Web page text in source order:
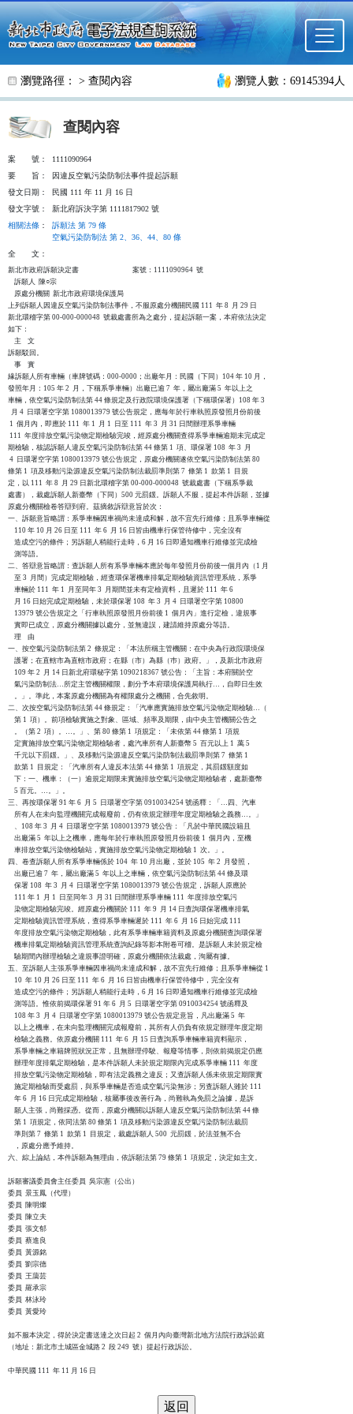
跳至主要內容
瀏覽路徑： > 查閱內容 瀏覽人數：69145394人
查閱內容
案 號：
1111090964
要
旨：
因違反空氣污染防制法事件提起訴願
發文日期：
民國 111 年 11 月 16 日
發文字號：
新北府訴決字第 1111817902 號
相關法條 ：
訴願法 第 79 條
空氣污染防制法 第 2、36、44、80 條
全
文：
新北市政府訴願決定書                                  案號：1111090964  號
    訴願人  陳○宗
    原處分機關  新北市政府環境保護局
上列訴願人因違反空氣污染防制法事件，不服原處分機關民國 111  年 8  月 29 日
新北環稽字第 00-000-000048  號裁處書所為之處分，提起訴願一案，本府依法決定
如下：
    主    文
訴願駁回。
    事    實
緣訴願人所有車輛（車牌號碼：000-0000；出廠年月：民國（下同）104 年 10 月，
發照年月：105 年 2  月，下稱系爭車輛）出廠已逾 7  年，屬出廠滿 5  年以上之
車輛，依空氣污染防制法第 44 條規定及行政院環境保護署（下稱環保署）108 年 3
  月 4  日環署空字第 1080013979 號公告規定，應每年於行車執照原發照月份前後
1  個月內，即應於 111  年 1  月 1  日至 111  年 3  月 31 日間辦理系爭車輛
111  年度排放空氣污染物定期檢驗完竣，經原處分機關查得系爭車輛逾期未完成定
期檢驗，核認訴願人違反空氣污染防制法第 44 條第 1  項、環保署 108  年 3  月
4  日環署空字第 1080013979 號公告規定，原處分機關遂依空氣污染防制法第 80
條第 1  項及移動污染源違反空氣污染防制法裁罰準則第 7  條第 1  款第 1  目規
定，以 111  年 8  月 29 日新北環稽字第 00-000-000048  號裁處書（下稱系爭裁
處書），裁處訴願人新臺幣（下同）500 元罰鍰。訴願人不服，提起本件訴願，並據
原處分機關檢卷答辯到府。茲摘敘訴辯意旨於次：
一、訴願意旨略謂：系爭車輛因車禍尚未達成和解，故不宜先行維修；且系爭車輛從
    110 年 10 月 26 日至 111  年 6  月 16 日皆由機車行保管待修中，完全沒有
    造成空污的條件；另訴願人稍能行走時，6 月 16 日即通知機車行維修並完成檢
    測等語。
二、答辯意旨略謂：查訴願人所有系爭車輛本應於每年發照月份前後一個月內（1 月
    至 3  月間）完成定期檢驗，經查環保署機車排氣定期檢驗資訊管理系統，系爭
    車輛於 111  年 1  月至同年 3  月期間並未有定檢資料，且遲於 111  年 6
    月 16 日始完成定期檢驗，未於環保署 108  年 3  月 4  日環署空字第 10800
    13979 號公告規定之「行車執照原發照月份前後 1  個月內」進行定檢，違規事
    實即已成立，原處分機關據以處分，並無違誤，建請維持原處分等語。
    理    由
一、按空氣污染防制法第 2  條規定：「本法所稱主管機關：在中央為行政院環境保
    護署；在直轄市為直轄市政府；在縣（市）為縣（巿）政府。」，及新北市政府
    109 年 2  月 14 日新北府環秘字第 1090218367 號公告：「主旨：本府關於空
    氣污染防制法…所定主管機關權限，劃分予本府環境保護局執行…，自即日生效
    。」。準此，本案原處分機關為有權限處分之機關，合先敘明。
二、次按空氣污染防制法第 44 條規定：「汽車應實施排放空氣污染物定期檢驗…（
    第 1  項）。前項檢驗實施之對象、區域、頻率及期限，由中央主管機關公告之
    。（第 2  項）。…。」、第 80 條第 1  項規定：「未依第 44 條第 1  項規
    定實施排放空氣污染物定期檢驗者，處汽車所有人新臺幣 5  百元以上 1  萬 5
    千元以下罰鍰。」、及移動污染源違反空氣污染防制法裁罰準則第 7  條第 1
    款第 1  目規定：「汽車所有人違反本法第 44 條第 1  項規定，其罰鍰額度如
    下：一、機車：（一）逾規定期限未實施排放空氣污染物定期檢驗者，處新臺幣
    5 百元。…。」。
三、再按環保署 91 年 6  月 5  日環署空字第 0910034254 號函釋：「…四、汽車
    所有人在未向監理機關完成報廢前，仍有依規定辦理年度定期檢驗之義務…。」
    、108 年 3  月 4  日環署空字第 1080013979 號公告：「凡於中華民國設籍且
    出廠滿 5  年以上之機車，應每年於行車執照原發照月份前後 1  個月內，至機
    車排放空氣污染物檢驗站，實施排放空氣污染物定期檢驗 1  次。」。
四、卷查訴願人所有系爭車輛係於 104  年 10 月出廠，並於 105  年 2  月發照，
    出廠已逾 7  年，屬出廠滿 5  年以上之車輛，依空氣污染防制法第 44 條及環
    保署 108  年 3  月 4  日環署空字第 1080013979 號公告規定，訴願人原應於
    111 年 1  月 1  日至同年 3  月 31 日間辦理系爭車輛 111  年度排放空氣污
    染物定期檢驗完竣。經原處分機關於 111  年 9  月 14 日查詢環保署機車排氣
    定期檢驗資訊管理系統，查得系爭車輛遲於 111  年 6  月 16 日始完成 111
    年度排放空氣污染物定期檢驗，此有系爭車輛車籍資料及原處分機關查詢環保署
    機車排氣定期檢驗資訊管理系統查詢紀錄等影本附卷可稽。是訴願人未於規定檢
    驗期間內辦理檢驗之違規事證明確，原處分機關依法裁處，洵屬有據。
五、至訴願人主張系爭車輛因車禍尚未達成和解，故不宜先行維修；且系爭車輛從 1
    10  年 10 月 26 日至 111  年 6  月 16 日皆由機車行保管待修中，完全沒有
    造成空污的條件；另訴願人稍能行走時，6 月 16 日即通知機車行維修並完成檢
    測等語。惟依前揭環保署 91 年 6  月 5  日環署空字第 0910034254 號函釋及
    108 年 3  月 4  日環署空字第 1080013979 號公告規定意旨，凡出廠滿 5  年
    以上之機車，在未向監理機關完成報廢前，其所有人仍負有依規定辦理年度定期
    檢驗之義務。依原處分機關 111  年 6  月 15 日查詢系爭車輛車籍資料顯示，
    系爭車輛之車籍牌照狀況正常，且無辦理停駛、報廢等情事，則依前揭規定仍應
    辦理年度排氣定期檢驗，是本件訴願人未於規定期限內完成系爭車輛 111  年度
    排放空氣污染物定期檢驗，即有法定義務之違反；又查訴願人係未依規定期限實
    施定期檢驗而受處罰，與系爭車輛是否造成空氣污染無涉；另查訴願人雖於 111
    年 6  月 16 日完成定期檢驗，核屬事後改善行為，尚難執為免罰之論據，是訴
    願人主張，尚難採憑。從而，原處分機關以訴願人違反空氣污染防制法第 44 條
    第 1  項規定，依同法第 80 條第 1  項及移動污染源違反空氣污染防制法裁罰
    準則第 7  條第 1  款第 1  目規定，裁處訴願人 500  元罰鍰，於法並無不合
    ，原處分應予維持。
六、綜上論結，本件訴願為無理由，依訴願法第 79 條第 1  項規定，決定如主文。
訴願審議委員會主任委員  吳宗憲（公出）
委員  景玉鳳（代理）
委員  陳明燦
委員  陳立夫
委員  張文郁
委員  蔡進良
委員  黃源銘
委員  劉宗德
委員  王藹芸
委員  羅承宗
委員  林泳玲
委員  黃愛玲
如不服本決定，得於決定書送達之次日起 2  個月內向臺灣新北地方法院行政訴訟庭
（地址：新北市土城區金城路 2  段 249  號）提起行政訴訟。